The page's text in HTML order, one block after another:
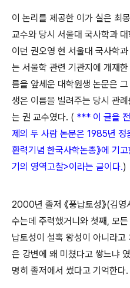
이 논리를 제공한 이가 실은 최
교수와 당시 서울대 국사학과
이던 권오영 현 서울대 국사학
는 서울학 관련 기관지에 개재
름을 앞세운 대학원생 논문은
생은 이름을 빌려주는 당시 관
는 권 교수였다. ( *** 이 글을
제의 두 사람 논문은 1985년 정
환력기념 한국사학논총》에 기
기의 영역고찰>이라는 글이다.)
2000년 졸저 《풍납토성》(김
수는데 주력했거니와 첫째, 모
납토성이 설혹 왕성이 아니라
은 강변에 왜 미쳤다고 쌓느냐
명히 졸저에서 썼다고 기억한다.